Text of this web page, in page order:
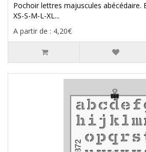
Pochoir lettres majuscules abécédaire.
XS-S-M-L-XL...
A partir de : 4,20€